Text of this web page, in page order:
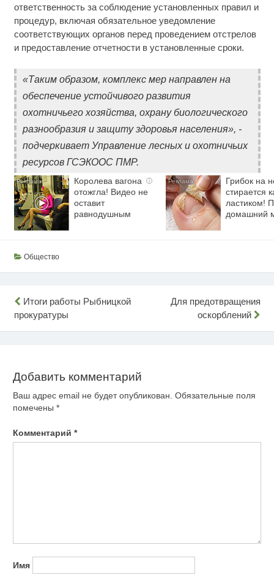
ответственность за соблюдение установленных правил и
процедур, включая обязательное уведомление
соответствующих органов перед проведением отстрелов
и предоставление отчетности в установленные сроки.
«Таким образом, комплекс мер направлен на
обеспечение устойчивого развития
охотничьего хозяйства, охрану биологического
разнообразия и защиту здоровья населения», -
подчеркивает Управление лесных и охотничьих
ресурсов ГСЭКООС ПМР.
i
Королева вагона
отожгла! Видео не
оставит
равнодушным
Грибок на
стирается
ластиком!
домашний
Общество
Навигация
по
Итоги работы Рыбницкой
прокуратуры
Для предотвращения
оскорблений
Добавить комментарий
Ваш адрес email не будет опубликован. Обязательные поля
помечены *
Комментарий *
Имя